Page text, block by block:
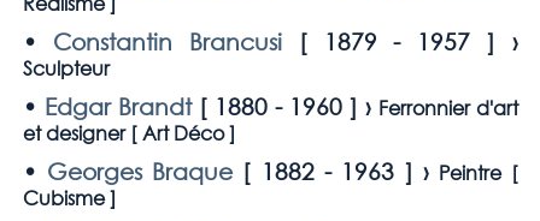
• Constantin Brancusi [ 1879 - 1957 ] ›
Sculpteur
• Edgar Brandt[ 1880 - 1960] › Ferronnier d'art
et designer [Art Déco]
• Georges Braque [ 1882 - 1963 ] › Peintre [
Cubisme]